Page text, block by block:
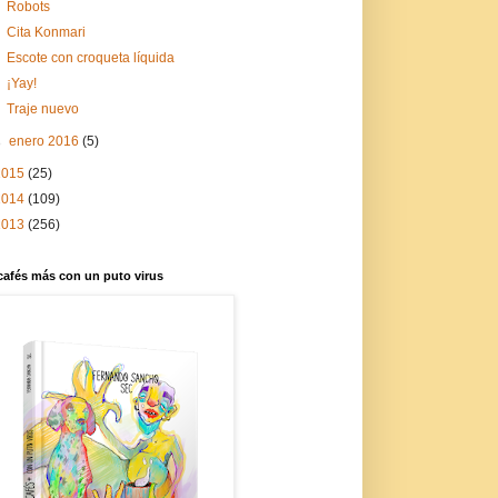
Robots
Cita Konmari
Escote con croqueta líquida
¡Yay!
Traje nuevo
enero 2016(5)
(25)
(109)
(256)
más con un puto virus